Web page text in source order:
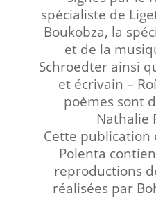
spécialiste de
Boukobza, la
et de la
Schroedter ainsi
et écrivain –
poèmes sont
Nathalie
Cette publication
Polenta
reproductions
réalisées par